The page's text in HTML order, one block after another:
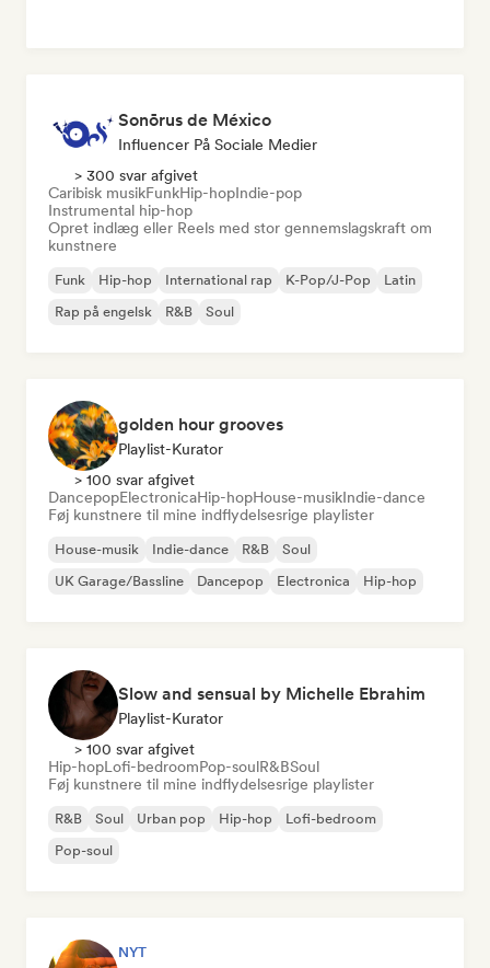
Sonōrus de México
Influencer På Sociale Medier
> 300 svar afgivet
Caribisk musikFunkHip-hopIndie-pop
Instrumental hip-hop
Opret indlæg eller Reels med stor gennemslagskraft om
kunstnere
Funk Hip-hop International rap K-Pop/J-Pop
Latin
Rap på engelsk
R&B Soul
golden hour grooves
Playlist-Kurator
> 100 svar afgivet
DancepopElectronicaHip-hopHouse-musikIndie-dance
Føj kunstnere til mine indflydelsesrige playlister
House-musik Indie-dance R&B
Soul
UK Garage/Bassline
Dancepop Electronica Hip-hop
Slow and sensual by Michelle Ebrahim
Playlist-Kurator
> 100 svar afgivet
Hip-hopLofi-bedroomPop-soulR&BSoul
Føj kunstnere til mine indflydelsesrige playlister
R&B Soul Urban pop Hip-hop
Lofi-bedroom
Pop-soul
NYT